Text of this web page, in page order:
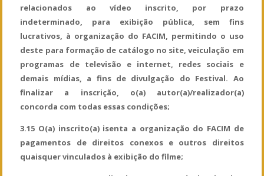
relacionados ao vídeo inscrito, por prazo
indeterminado, para exibição pública, sem fins
lucrativos, à organização do FACIM, permitindo o uso
deste para formação de catálogo no site, veiculação em
programas de televisão e internet, redes sociais e
demais mídias, a fins de divulgação do Festival. Ao
finalizar a inscrição, o(a) autor(a)/realizador(a)
concorda com todas essas condições;
3.15 O(a) inscrito(a) isenta a organização do FACIM de
pagamentos de direitos conexos e outros direitos
quaisquer vinculados à exibição do filme;